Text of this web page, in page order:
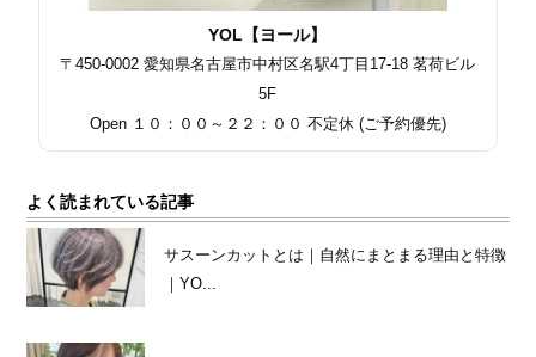
YOL【ヨール】
〒450-0002 愛知県名古屋市中村区名駅4丁目17-18 茗荷ビル
5F
Open １０：００～２２：００ 不定休 (ご予約優先)
よく読まれている記事
サスーンカットとは｜自然にまとまる理由と特徴
｜YO...